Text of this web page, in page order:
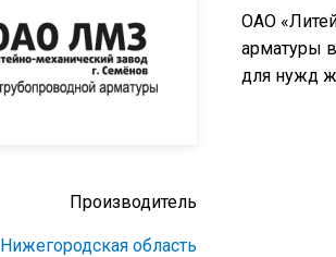
Производитель
Нижегородская область
ОАО
арматуры
для нужд